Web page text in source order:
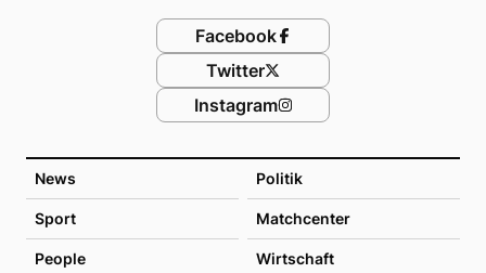
News Politik
Sport Matchcenter
People Wirtschaft
Facebook
Twitter
Instagram